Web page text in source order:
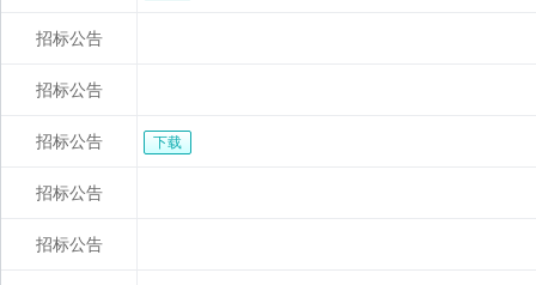
招标公告
招标公告
招标公告 下载
招标公告
招标公告